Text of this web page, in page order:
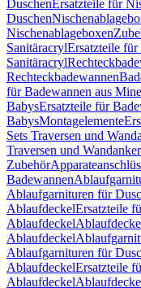
DuschenErsatzteile für
Duschen
Nischenablageboxen
SanitäracrylErsatzteile für
Sanitäracryl
Rechteckbadewannen
für Badewannen aus
BabysErsatzteile für
BabysMontagelemente
Sets Traversen und
Traversen und Wandanker
Zubehör
Badewannen
Ablaufgarnituren für
AblaufdeckelErsatzteile
Ablaufdeckel
Ablaufdeckel
Ablaufgarnituren für
AblaufdeckelErsatzteile
Ablaufdeckel